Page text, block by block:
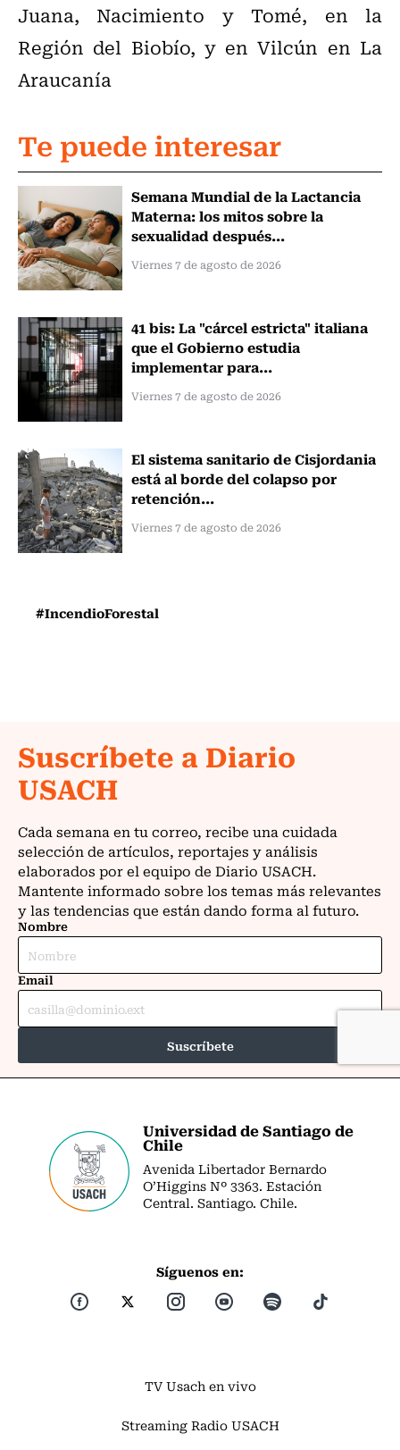
Juana, Nacimiento y Tomé, en la
Región del Biobío, y en Vilcún en La
Araucanía
Te puede interesar
Semana Mundial de la Lactancia
Materna: los mitos sobre la
sexualidad después...
Viernes 7 de agosto de 2026
41 bis: La "cárcel estricta" italiana
que el Gobierno estudia
implementar para...
Viernes 7 de agosto de 2026
El sistema sanitario de Cisjordania
está al borde del colapso por
retención...
Viernes 7 de agosto de 2026
#IncendioForestal
Universidad de Santiago de
Chile
Avenida Libertador Bernardo
O’Higgins Nº 3363. Estación
Central. Santiago. Chile.
Síguenos en:
TV Usach en vivo
Streaming Radio USACH